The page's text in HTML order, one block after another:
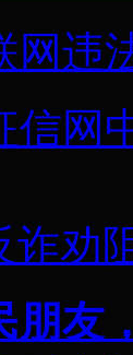
网违
信网
诈劝
朋友